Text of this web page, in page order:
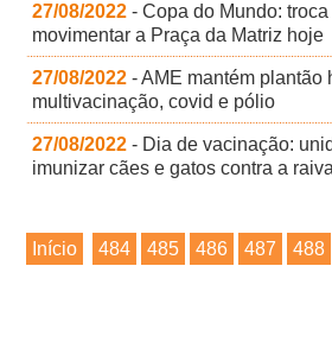
27/08/2022 - Copa do Mundo:
movimentar a Praça da Matriz hoje
27/08/2022 - AME mantém plantão
multivacinação, covid e pólio
27/08/2022 - Dia de vacinação:
imunizar cães e gatos contra a raiva
Início 484 485 486 487 488